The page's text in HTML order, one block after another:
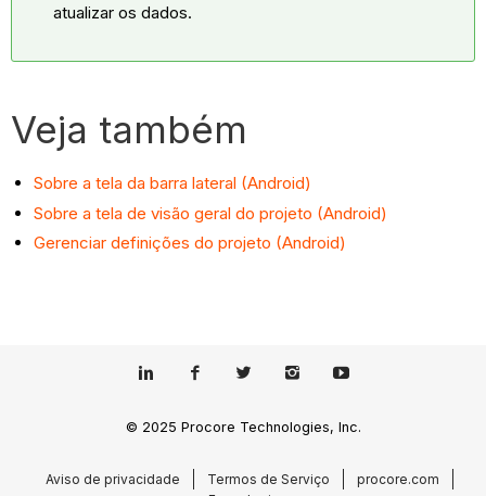
atualizar os dados.
Veja também
Sobre a tela da barra lateral (Android)
Sobre a tela de visão geral do projeto (Android)
Gerenciar definições do projeto (Android)
© 2025 Procore Technologies, Inc.
Aviso de privacidade Termos de Serviço
procore.com